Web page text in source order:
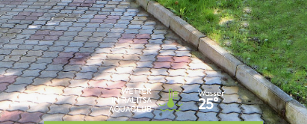
WETTER
IN RALITSA
AQUACLUB
Wasser
25°